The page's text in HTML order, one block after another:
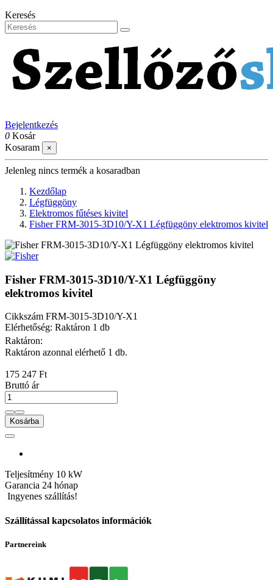
Keresés
Bejelentkezés
0 Kosár
Kosaram
×
Jelenleg nincs termék a kosaradban
Kezdőlap
Légfüggöny
Elektromos fűtéses kivitel
Fisher FRM-3015-3D10/Y-X1 Légfüggöny elektromos kivitel
Fisher FRM-3015-3D10/Y-X1 Légfüggöny
elektromos kivitel
Cikkszám FRM-3015-3D10/Y-X1
Elérhetőség: Raktáron 1 db
Raktáron:
Raktáron azonnal elérhető 1 db.
175 247 Ft
Bruttó ár
Kosárba
Teljesítmény 10 kW
Garancia 24 hónap
Ingyenes szállítás!
Szállítással kapcsolatos információk
Partnereink